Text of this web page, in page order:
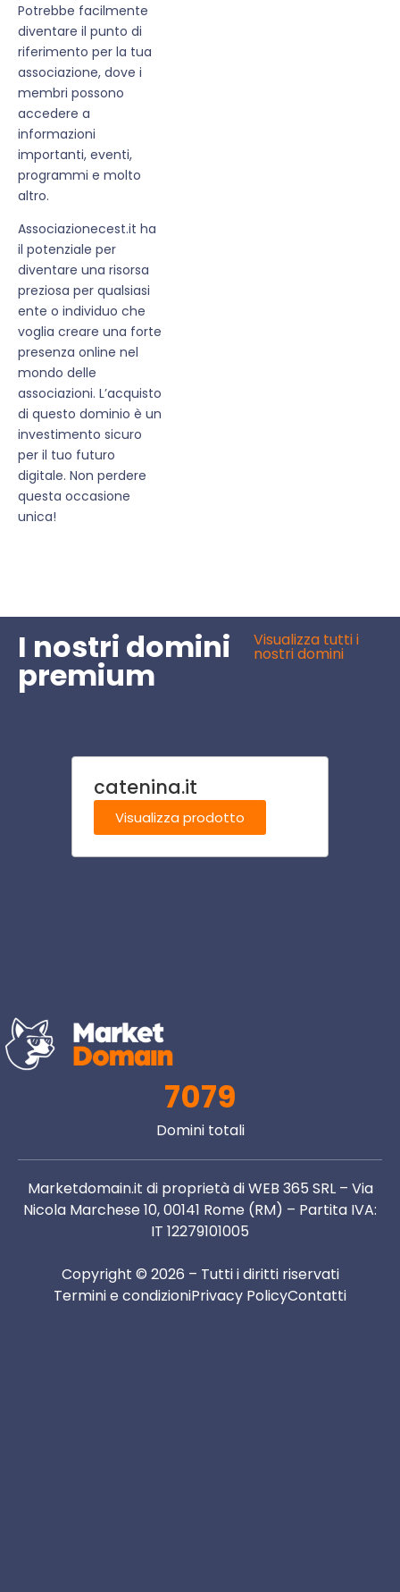
Potrebbe facilmente
diventare il punto di
riferimento per la tua
associazione, dove i
membri possono
accedere a
informazioni
importanti, eventi,
programmi e molto
altro.
Associazionecest.it ha
il potenziale per
diventare una risorsa
preziosa per qualsiasi
ente o individuo che
voglia creare una forte
presenza online nel
mondo delle
associazioni. L’acquisto
di questo dominio è un
investimento sicuro
per il tuo futuro
digitale. Non perdere
questa occasione
unica!
I nostri domini
premium
Visualizza tutti i
nostri domini
catenina.it
Visualizza prodotto
7079
Domini totali
Marketdomain.it di proprietà di WEB 365 SRL – Via
Nicola Marchese 10, 00141 Rome (RM) – Partita IVA:
IT 12279101005
Copyright © 2026 – Tutti i diritti riservati
Termini e condizioniPrivacy PolicyContatti